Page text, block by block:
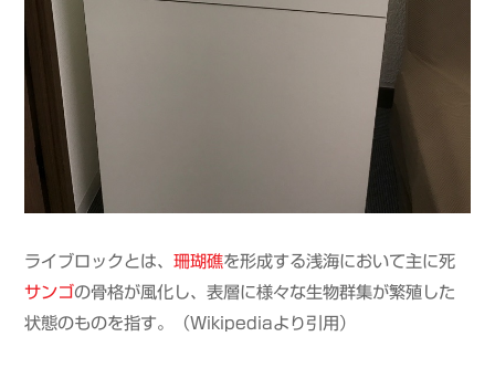
ライブロックとは、珊瑚礁を形成する浅海において主に死
サンゴ の骨格が風化し、表層に様々な生物群集が繁殖した
状態のものを指す。（Wikipediaより引用）